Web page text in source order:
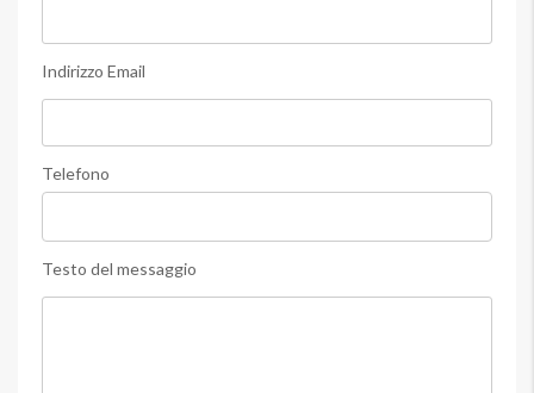
Indirizzo Email
Telefono
Testo del messaggio